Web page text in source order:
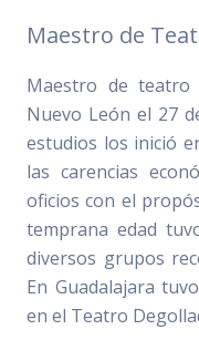
Maestro de
Maestro de teatro
Nuevo León el 27
estudios los inició
las carencias
oficios con el
temprana edad
diversos grupos
En Guadalajara
en el Teatro